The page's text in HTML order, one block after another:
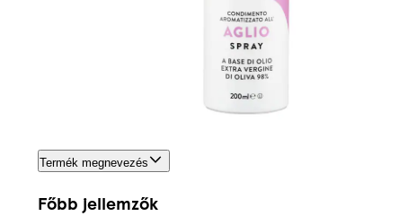
Termék megnevezés
Főbb jellemzők